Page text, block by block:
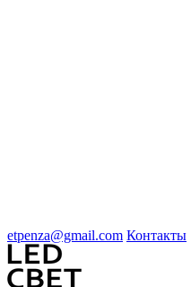
etpenza@gmail.com Контакты